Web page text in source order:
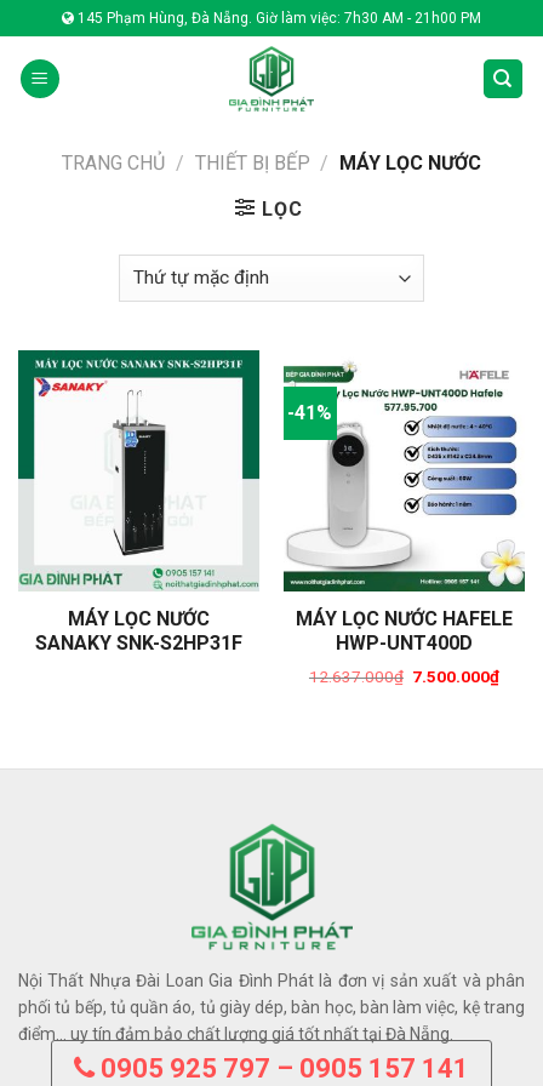
to
content
145 Phạm Hùng, Đà Nẵng. Giờ làm việc: 7h30 AM - 21h00 PM
TRANG CHỦ / THIẾT BỊ BẾP / MÁY LỌC NƯỚC
LỌC
MÁY LỌC NƯỚC
SANAKY SNK-S2HP31F
-41%
MÁY LỌC NƯỚC HAFELE
HWP-UNT400D
12.637.000₫
Original
7.500.000₫
Nội Thất Nhựa Đài Loan Gia Đình Phát là đơn vị sản xuất và phân
phối tủ bếp, tủ quần áo, tủ giày dép, bàn học, bàn làm việc, kệ trang
điểm… uy tín đảm bảo chất lượng giá tốt nhất tại Đà Nẵng.
0905 925 797 – 0905 157 141